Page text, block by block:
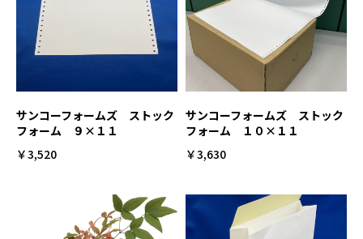
サンコーフォームズ ストック
フォーム ９×１１
￥3,520
サンコーフォームズ ストック
フォーム １０×１１
￥3,630